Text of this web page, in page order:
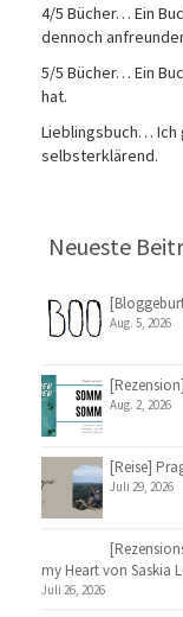
4/5 Bücher… Ein
dennoch
5/5 Bücher… Ein
hat.
Lieblingsbuch… Ich
selbsterklärend.
Neueste
Aug. 5, 2026
Aug. 2, 2026
[Reise]
Juli 29, 2026
my Heart von Saskia
Juli 26, 2026